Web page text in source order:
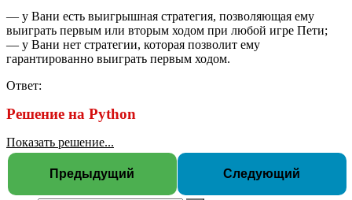
— у Вани есть выигрышная стратегия, позволяющая ему
выиграть первым или вторым ходом при любой игре Пети;
— у Вани нет стратегии, которая позволит ему
гарантированно выиграть первым ходом.
Ответ:
Решение на Python
Показать решение...
Предыдущий Следующий